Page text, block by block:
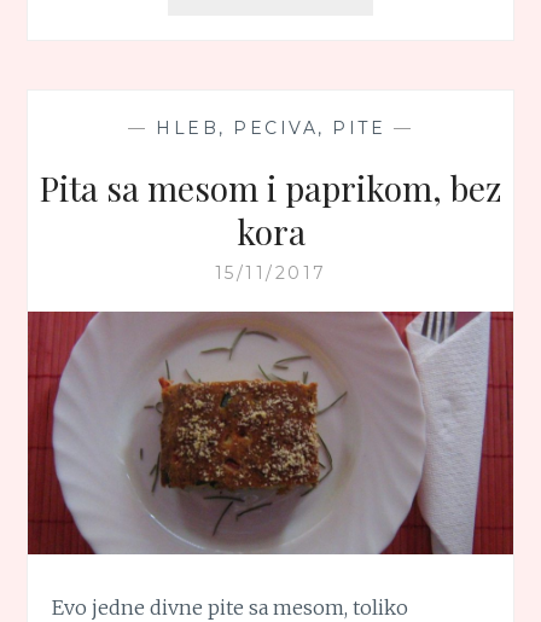
— HLEB, PECIVA, PITE —
Pita sa mesom i paprikom, bez
kora
15/11/2017
Evo jedne divne pite sa mesom, toliko